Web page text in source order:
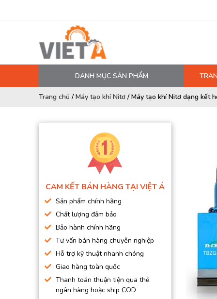
DANH MỤC SẢN PHẨM
MÁY NÉN KHÍ
DẦU MÁY NÉN KHÍ
DÂY HƠI, ỐNG HƠI
BƠM MÀNG KHÍ NÉN
BƠM HÚT CHÂN KHÔNG
BƠM ĐỊNH LƯỢNG
MOTOR, HỘP GIẢM TỐC
MÁY TẠO KHÍ NITO
Trang chủ /Máy tạo khí Nitơ /Máy tạo khí Nitơ dạng kết
CAM KẾT BÁN HÀNG TẠI VIỆT Á
Sản phẩm chính hãng
Chất lượng đảm bảo
Bảo hành chính hãng
Tư vấn bán hàng chuyên nghiệp
Hỗ trợ kỹ thuật nhanh chóng
Giao hàng toàn quốc
Thanh toán thuận tiện qua thẻ
ngân hàng hoặc ship COD